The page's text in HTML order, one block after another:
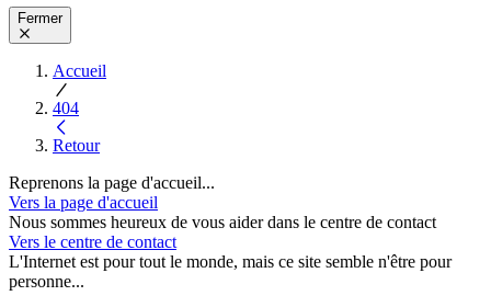
Fermer
Accueil
404
Retour
Reprenons la page d'accueil...
Vers la page d'accueil
Nous sommes heureux de vous aider dans le centre de contact
Vers le centre de contact
L'Internet est pour tout le monde, mais ce site semble n'être pour
personne...